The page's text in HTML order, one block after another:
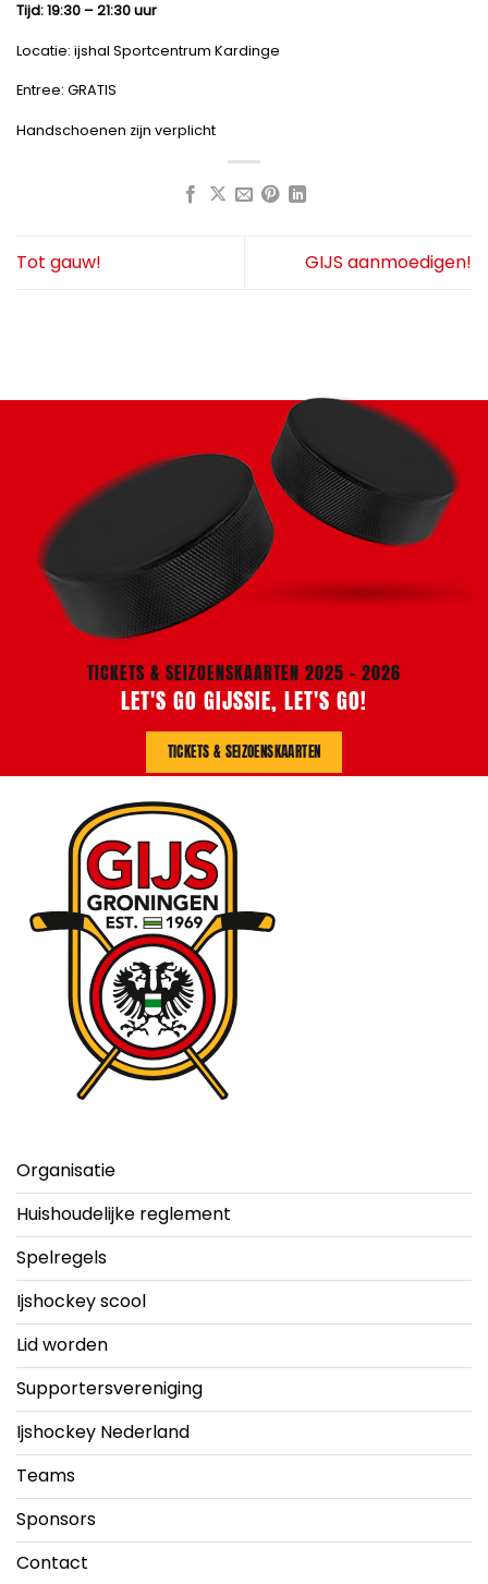
Tijd: 19:30 – 21:30 uur
Locatie: ijshal Sportcentrum Kardinge
Entree: GRATIS
Handschoenen zijn verplicht
Tot gauw! GIJS aanmoedigen!
TICKETS & SEIZOENSKAARTEN 2025 - 2026
LET'S GO GIJSSIE, LET'S GO!
TICKETS & SEIZOENSKAARTEN
Organisatie
Huishoudelijke reglement
Spelregels
Ijshockey scool
Lid worden
Supportersvereniging
Ijshockey Nederland
Teams
Sponsors
Contact